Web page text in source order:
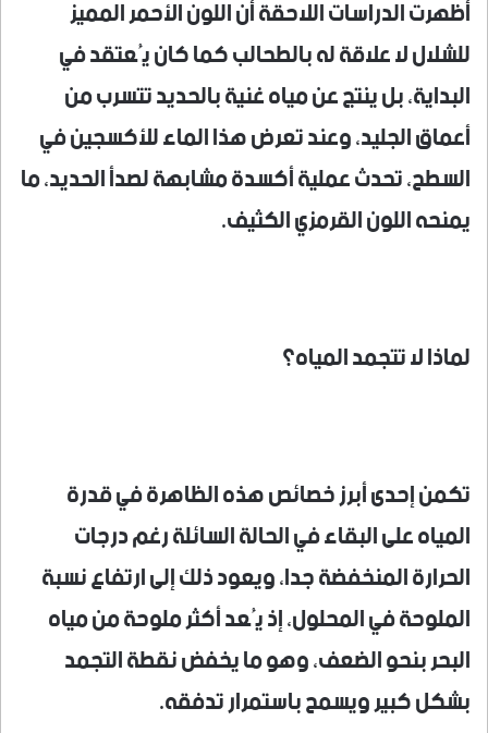
أظهرت الدراسات اللاحقة أن اللون الأحمر المميز
للشلال لا علاقة له بالطحالب كما كان يُعتقد في
البداية، بل ينتج عن مياه غنية بالحديد تتسرب من
أعماق الجليد، وعند تعرض هذا الماء للأكسجين في
السطح، تحدث عملية أكسدة مشابهة لصدأ الحديد، ما
يمنحه اللون القرمزي الكثيف.
لماذا لا تتجمد المياه؟
تكمن إحدى أبرز خصائص هذه الظاهرة في قدرة
المياه على البقاء في الحالة السائلة رغم درجات
الحرارة المنخفضة جدا، ويعود ذلك إلى ارتفاع نسبة
الملوحة في المحلول، إذ يُعد أكثر ملوحة من مياه
البحر بنحو الضعف، وهو ما يخفض نقطة التجمد
بشكل كبير ويسمح باستمرار تدفقه.